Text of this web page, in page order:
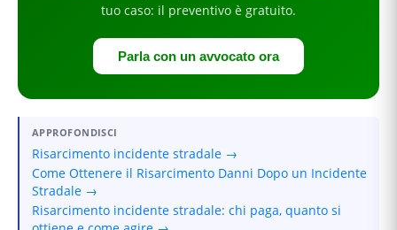
tuo caso: il preventivo è gratuito.
Parla con un avvocato ora
APPROFONDISCI
Risarcimento incidente stradale →
Come Ottenere il Risarcimento Danni Dopo un Incidente
Stradale →
Risarcimento incidente stradale: chi paga, quanto si